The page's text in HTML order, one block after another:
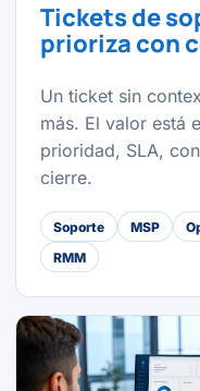
Tickets de
prioriza con
Un ticket sin
más. El valor está
prioridad, SLA,
cierre.
Soporte MSP
RMM